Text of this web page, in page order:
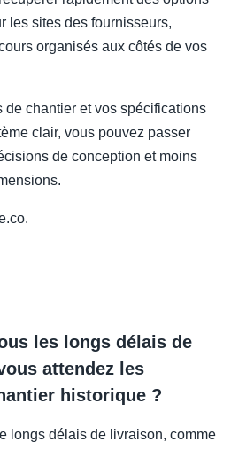
les sites des fournisseurs,
organisés aux côtés de vos
de chantier et vos spécifications
clair, vous pouvez passer
de conception et moins
les longs délais de
attendez les
historique ?
longs délais de livraison, comme